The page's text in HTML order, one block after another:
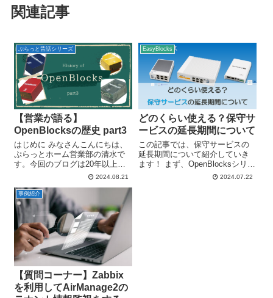
関連記事
ぷらっと昔話シリーズ
【営業が語る】
OpenBlocksの歴史 part3
はじめに みなさんこんにちは、
ぷらっとホーム営業部の清水で
す。今回のブログは20年以上ご
愛顧いただいているOpenBlocks
す。 part1では2003年までの歴
史、part2では2005年から2020...
2024.08.21
EasyBlocks
どのくらい使える？保守サ
ービスの延長期間について
この記事では、保守サービスの
延長期間について紹介していき
ます！ まず、OpenBlocksシリー
ズや EasyBlocksシリーズなどに
2024.07.22
事例紹介
【質問コーナー】Zabbix
を利用してAirManage2の